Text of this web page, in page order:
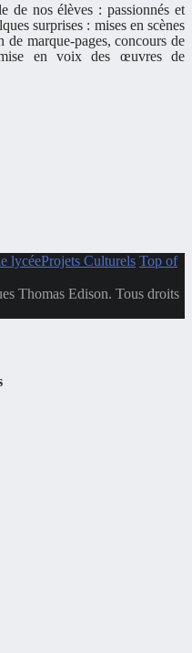
nos élèves : passionnés et
surprises : mises en scènes
de marque-pages, concours de
mise en voix des œuvres de
lycéeProjets Culturels Top of
Thomas Edison. Tous droits